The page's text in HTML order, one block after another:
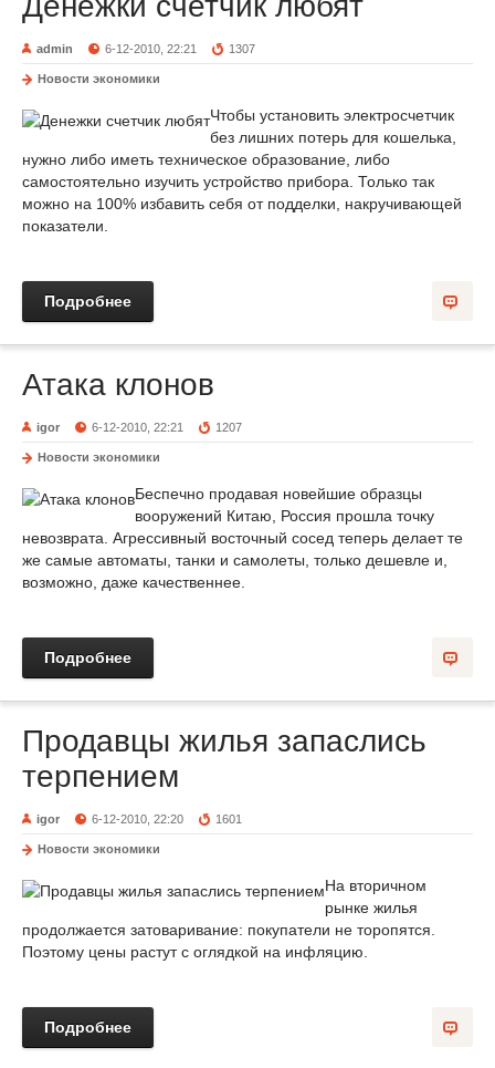
admin 6-12-2010, 22:21 1307
Новости экономики
Чтобы установить электросчетчик
без лишних потерь для кошелька,
нужно либо иметь техническое образование, либо
самостоятельно изучить устройство прибора. Только так
можно на 100% избавить себя от подделки, накручивающей
показатели.
Подробнее
Атака клонов
igor 6-12-2010, 22:21 1207
Новости экономики
Беспечно продавая новейшие образцы
вооружений Китаю, Россия прошла точку
невозврата. Агрессивный восточный сосед теперь делает те
же самые автоматы, танки и самолеты, только дешевле и,
возможно, даже качественнее.
Подробнее
Продавцы жилья запаслись
терпением
igor 6-12-2010, 22:20 1601
Новости экономики
На вторичном
рынке жилья
продолжается затоваривание: покупатели не торопятся.
Поэтому цены растут с оглядкой на инфляцию.
Подробнее